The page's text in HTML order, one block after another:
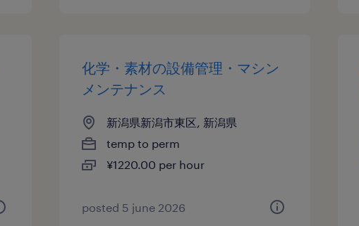
化学・素材の設備管理・マシン
メンテナンス
新潟県新潟市東区, 新潟県
temp to perm
¥1220.00 per hour
posted 5 june 2026